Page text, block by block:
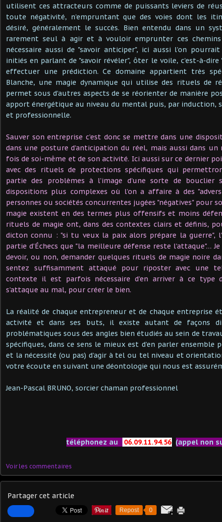
utilisent ces attracteurs comme de puissants leviers de
toute négativité, n’empruntant que des voies dont les
désiré, généralement le succès. Bien entendu dans un
rarement seul à agir et à vouloir emprunter ces chemins
nécessaire aussi de "savoir anticiper", ici aussi l’on
initiés en parlant de "savoir révéler", ôter le voile, c’est-à-
effectuer une prédiction. Ce domaine appartient très
Blanche, une magie dynamique qui utilise des rituels de
permet sous d’autres aspects de se réorienter de manière
apport énergétique au niveau du mental puis, par induction,
et professionnelle.
Sauver son entreprise c’est donc se mettre dans une
dans une posture d’anticipation du réel, mais aussi dans
fois de soi-même et de son activité. Ici aussi sur ce dernier
avec des rituels de protections spécifiques qui
partie des problèmes à l’image d’une sorte de bouclier
dispositions plus complexes où l’on a affaire à des
personnes ou sociétés concurrentes jugées "négatives" pour
magie existent en des termes plus offensifs et moins
rituels de magie ont, dans des contextes clairs et définis,
dicton connu : "si tu veux la paix alors prépare la guerre",
partie d’Échecs que "la meilleure défense reste l’attaque"…
devoir, ou non, demander quelques rituels de magie noire
sentez suffisamment attaqué pour riposter avec une
contexte il est parfois nécessaire d’en arriver à ce type
s’attaque au mal, pour créer le bien.
La réalité de chaque entrepreneur et de chaque entreprise
activité et dans ses buts, il existe autant de façons
problématiques sous des angles bien étudiés au sein de
spécifiques, dans ce sens le mieux est d’en parler ensemble
et la nécessité (ou pas) d’agir à tel ou tel niveau et
votre écoute en suivant une déontologie qui nous est
Jean-Pascal BRUNO, sorcier chaman professionnel
téléphonez au 06.09.11.94.56 (appel non
Voir les commentaires
Partager cet article
Repost 0